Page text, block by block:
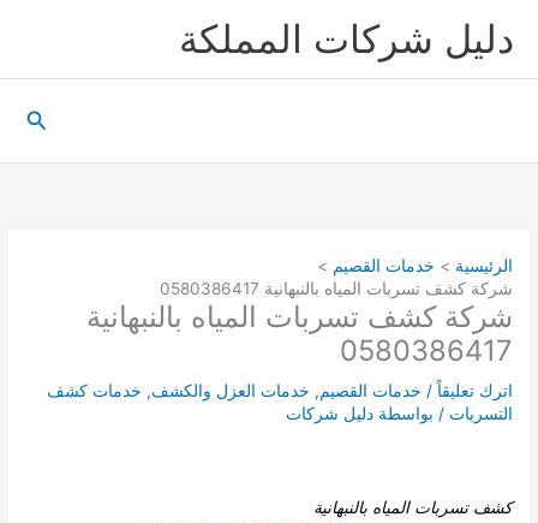
دليل شركات المملكة
الرئيسية
خدمات القصيم
شركة كشف تسربات المياه بالنبهانية 0580386417
شركة كشف تسربات المياه بالنبهانية
0580386417
اترك تعليقاً / خدمات القصيم, خدمات العزل والكشف, خدمات كشف
التسربات / بواسطة دليل شركات
كشف تسربات المياه بالنبهانية